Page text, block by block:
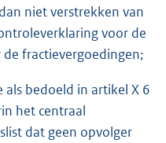
niet verstrekken van
voor de
fractievergoedingen;
bedoeld in artikel X 6
het centraal
dat geen opvolger